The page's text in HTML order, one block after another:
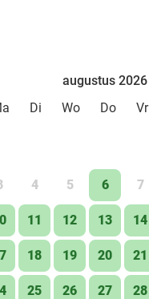
augustus 2026
Di Wo Do Vr
4 5 6 7
11 12 13 14
18 19 20 21
25 26 27 28